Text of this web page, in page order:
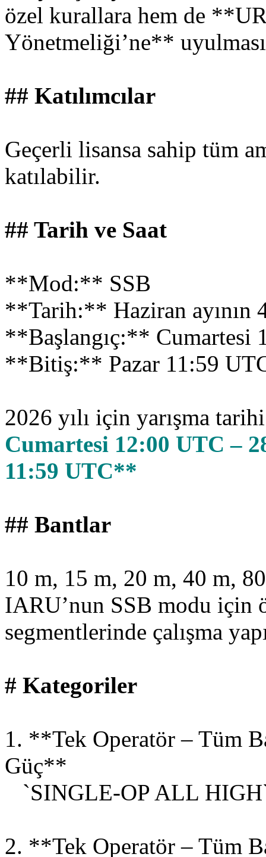
özel kurallara hem de
Yönetmeliği’ne**
## Katılımcılar
Geçerli lisansa sahip tüm
katılabilir.
## Tarih ve Saat
**Mod:** SSB
**Tarih:** Haziran ayının
**Başlangıç:** Cumartesi
**Bitiş:** Pazar 11:59
2026 yılı için yarışma
Cumartesi 12:00 UTC –
11:59 UTC**
## Bantlar
10 m, 15 m, 20 m, 40 m,
IARU’nun SSB modu için
segmentlerinde çalışma
# Kategoriler
1. **Tek Operatör – Tüm
Güç**
`SINGLE-OP ALL
2. **Tek Operatör – Tüm